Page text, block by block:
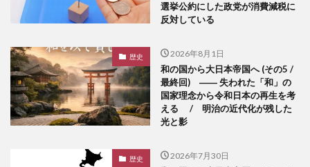
選挙公約にした政党が消費減税に
反対している
歴史 2026年8月1日
和の国から大日本帝国へ (その5 /
最終回) ―― 失われた「和」の
国家理念から令和日本の再生を考
える / 明治の近代化が残した
光と影
歴史 2026年7月30日